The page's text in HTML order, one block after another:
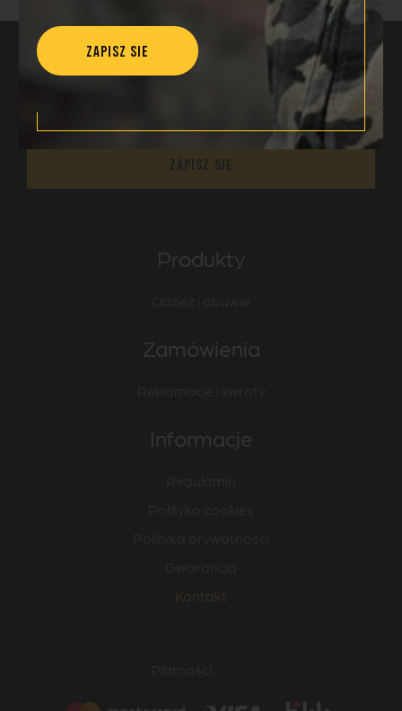
Zapisz się do naszego
newslettera
Zapisz się
Produkty
Zamówienia
Informacje
Kontakt
Zapisz sie